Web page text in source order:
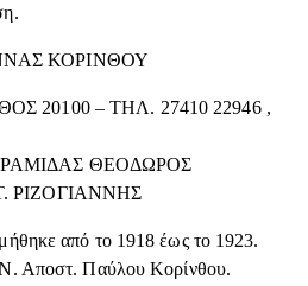
ΚΟΡΙΝΘΟΥ
20100 – ΤΗΛ. 27410 22946 ,
ΘΕΟΔΩΡΟΣ
ΡΙΖΟΓΙΑΝΝΗΣ
από το 1918 έως το 1923.
Αποστ. Παύλου Κορίνθου.